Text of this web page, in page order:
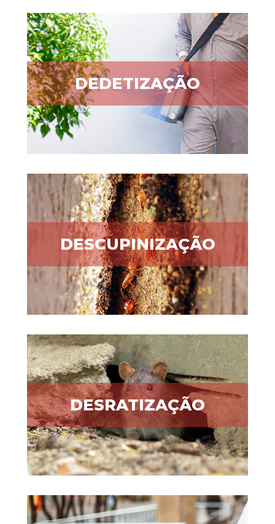
DEDETIZAÇÃO
DESCUPINIZAÇÃO
DESRATIZAÇÃO